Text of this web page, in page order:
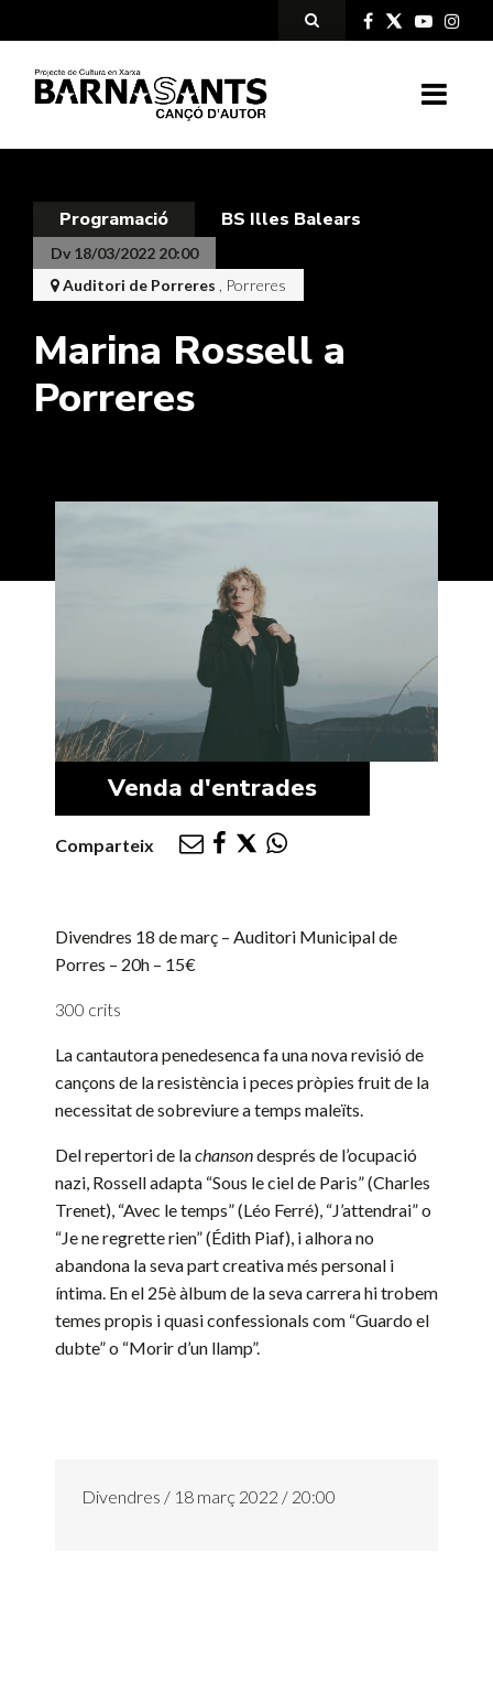
Programació BS Illes Balears
Dv 18/03/2022 20:00
Auditori de Porreres
, Porreres
Marina Rossell a
Porreres
Venda d'entrades
Comparteix
Divendres 18 de març – Auditori Municipal de
Porres – 20h – 15€
300 crits
La cantautora penedesenca fa una nova revisió de
cançons de la resistència i peces pròpies fruit de la
necessitat de sobreviure a temps maleïts.
Del repertori de lachansondesprés de l’ocupació
nazi, Rosselladapta “Sous le ciel de Paris” (Charles
Trenet), “Avec le temps” (Léo Ferré), “J’attendrai” o
“Je ne regrette rien” (Édith Piaf), i alhora no
abandona la seva part creativa més personal i
íntima. En el 25è àlbum de la seva carrerahi trobem
temes propis i quasi confessionals com “Guardo el
dubte” o “Morir d’un llamp”.
Divendres / 18 març 2022 / 20:00